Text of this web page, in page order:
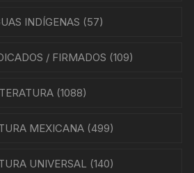
INDÍGENAS (57)
/ FIRMADOS (109)
(1088)
MEXICANA(499)
UNIVERSAL (140)